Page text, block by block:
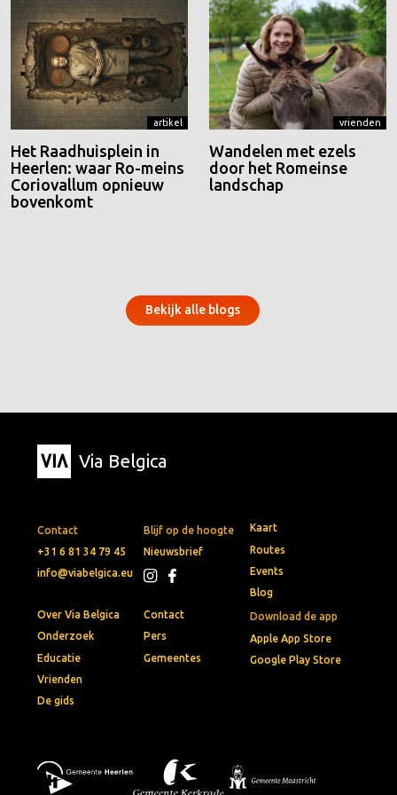
artikel
Het Raadhuisplein in
Heerlen: waar Ro-meins
Coriovallum opnieuw
bovenkomt
vrienden
Wandelen met ezels
door het Romeinse
landschap
Bekijk alle blogs
Via Belgica
Contact
+31 6 81 34 79 45
info@viabelgica.eu
Blijf op de hoogte
Nieuwsbrief
Download de app
Apple App Store
Google Play Store
Kaart
Routes
Events
Blog
Over Via Belgica
Onderzoek
Educatie
Vrienden
De gids
Contact
Pers
Gemeentes